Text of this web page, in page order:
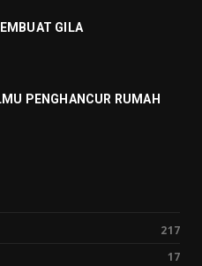
GILA
PENGHANCUR RUMAH
217
17